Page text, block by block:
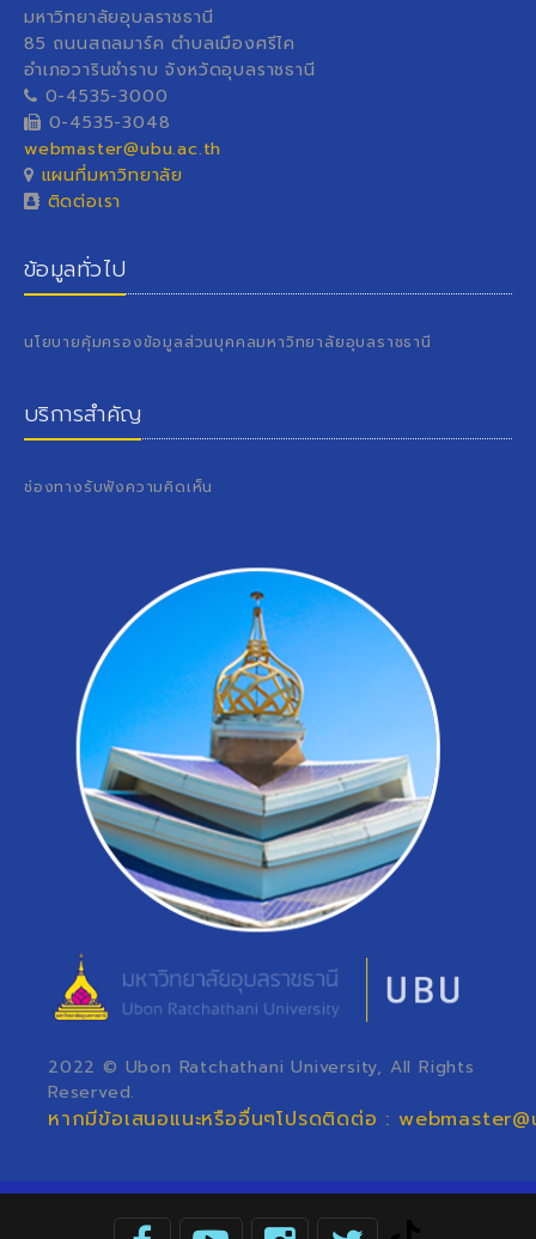
มหาวิทยาลัยอุบลราชธานี
85 ถนนสถลมาร์ค ตำบลเมืองศรีไค
อำเภอวารินชำราบ จังหวัดอุบลราชธานี
0-4535-3000
0-4535-3048
webmaster@ubu.ac.th
แผนที่มหาวิทยาลัย
ติดต่อเรา
ข้อมูลทั่วไป
นโยบายคุ้มครองข้อมูลส่วนบุคคลมหาวิทยาลัยอุบลราชธานี
บริการสำคัญ
ช่องทางรับฟังความคิดเห็น
2022 © Ubon Ratchathani University, All Rights
Reserved.
หากมีข้อเสนอแนะหรืออื่นๆโปรดติดต่อ :